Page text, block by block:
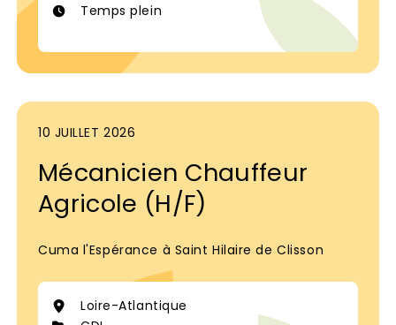
Temps plein
10 JUILLET 2026
Mécanicien Chauffeur
Agricole (H/F)
Cuma l'Espérance à Saint Hilaire de Clisson
Loire-Atlantique